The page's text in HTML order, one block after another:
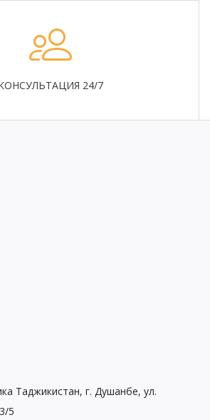
24/7
Таджикистан, г. Душанбе, ул.
5